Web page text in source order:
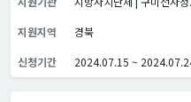
지원지역
경북
신청기간
2024.07.15 ~